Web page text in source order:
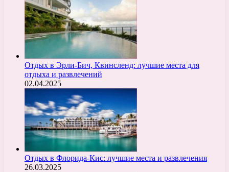
Отдых в Эрли-Бич, Квинсленд: лучшие места для
отдыха и развлечений
02.04.2025
Отдых в Флорида-Кис: лучшие места и развлечения
26.03.2025